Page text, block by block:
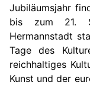
Jubiläumsjahr
bis zum 21.
Hermannstadt
Tage des
reichhaltiges
Kunst und der